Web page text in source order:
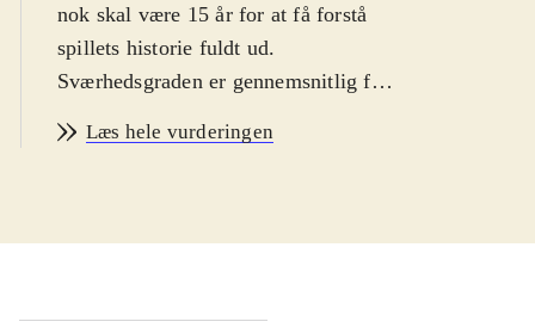
nok skal være 15 år for at få forstå
spillets historie fuldt ud.
Sværhedsgraden er gennemsnitlig for
Spillet er en samling af to vidt
Knight. Handlingen foregår i en
kaldet Rivellon. Man kan spille som
Læs hele vurderingen